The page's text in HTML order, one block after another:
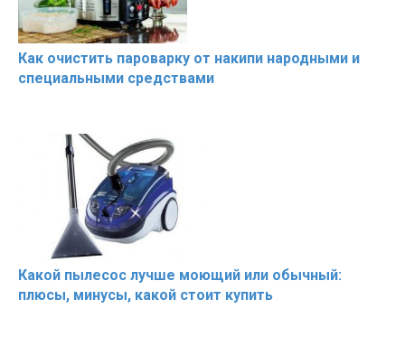
Как очистить пароварку от накипи народными и
специальными средствами
Какой пылесос лучше моющий или обычный:
плюсы, минусы, какой стоит купить